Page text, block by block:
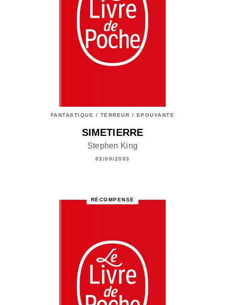
FANTASTIQUE / TERREUR / EPOUVANTE
SIMETIERRE
Stephen King
03/09/2003
RÉCOMPENSÉ